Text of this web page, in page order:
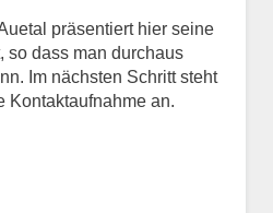
präsentiert hier seine
so dass man durchaus
Im nächsten Schritt steht
Kontaktaufnahme an.